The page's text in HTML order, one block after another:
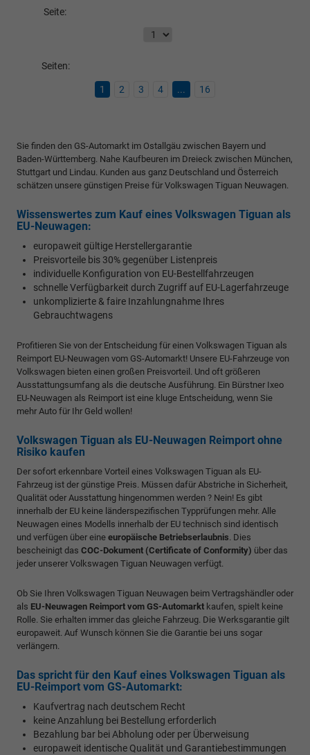
Seite:
Seiten:
1 2 3 4 ... 16
Sie finden den GS-Automarkt im Ostallgäu zwischen Bayern und
Baden-Württemberg. Nahe Kaufbeuren im Dreieck zwischen München,
Stuttgart und Lindau. Kunden aus ganz Deutschland und Österreich
schätzen unsere günstigen Preise für Volkswagen Tiguan Neuwagen.
Wissenswertes zum Kauf eines Volkswagen Tiguan als
EU-Neuwagen:
europaweit gültige Herstellergarantie
Preisvorteile bis 30% gegenüber Listenpreis
individuelle Konfiguration von EU-Bestellfahrzeugen
schnelle Verfügbarkeit durch Zugriff auf EU-Lagerfahrzeuge
unkomplizierte & faire Inzahlungnahme Ihres
Gebrauchtwagens
Profitieren Sie von der Entscheidung für einen Volkswagen Tiguan als
Reimport EU-Neuwagen vom GS-Automarkt! Unsere EU-Fahrzeuge von
Volkswagen bieten einen großen Preisvorteil. Und oft größeren
Ausstattungsumfang als die deutsche Ausführung. Ein Bürstner Ixeo
EU-Neuwagen als Reimport ist eine kluge Entscheidung, wenn Sie
mehr Auto für Ihr Geld wollen!
Volkswagen Tiguan als EU-Neuwagen Reimport ohne
Risiko kaufen
Der sofort erkennbare Vorteil eines Volkswagen Tiguan als EU-
Fahrzeug ist der günstige Preis. Müssen dafür Abstriche in Sicherheit,
Qualität oder Ausstattung hingenommen werden ? Nein! Es gibt
innerhalb der EU keine länderspezifischen Typprüfungen mehr. Alle
Neuwagen eines Modells innerhalb der EU technisch sind identisch
und verfügen über eine europäische Betriebserlaubnis . Dies
bescheinigt das COC-Dokument (Certificate of Conformity) über das
jeder unserer Volkswagen Tiguan Neuwagen verfügt.
Ob Sie Ihren Volkswagen Tiguan Neuwagen beim Vertragshändler oder
als EU-Neuwagen Reimport vom GS-Automarkt kaufen, spielt keine
Rolle. Sie erhalten immer das gleiche Fahrzeug. Die Werksgarantie gilt
europaweit. Auf Wunsch können Sie die Garantie bei uns sogar
verlängern.
Das spricht für den Kauf eines Volkswagen Tiguan als
EU-Reimport vom GS-Automarkt:
Kaufvertrag nach deutschem Recht
keine Anzahlung bei Bestellung erforderlich
Bezahlung bar bei Abholung oder per Überweisung
europaweit identische Qualität und Garantiebestimmungen